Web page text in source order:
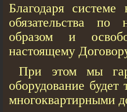
Благодаря
обязательства
образом и
настоящему
При этом мы
оборудование
многоквартирными